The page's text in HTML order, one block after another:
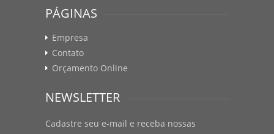
PÁGINAS
Empresa
Contato
Orçamento Online
NEWSLETTER
Cadastre seu e-mail e receba nossas